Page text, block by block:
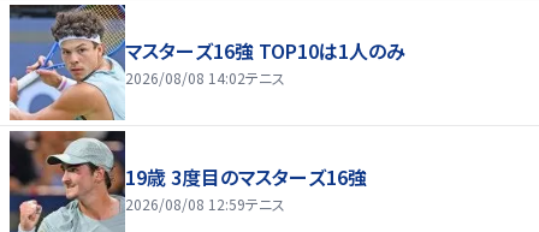
マスターズ16強 TOP10は1人のみ
2026/08/08 14:02テニス
19歳 3度目のマスターズ16強
2026/08/08 12:59テニス